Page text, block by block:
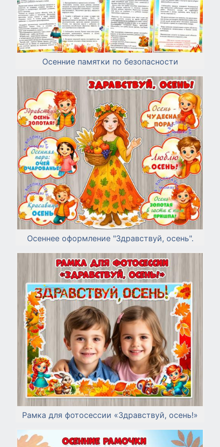
Осенние памятки по безопасности
Осеннее оформление "Здравствуй, осень".
Рамка для фотосессии «Здравствуй, осень!»